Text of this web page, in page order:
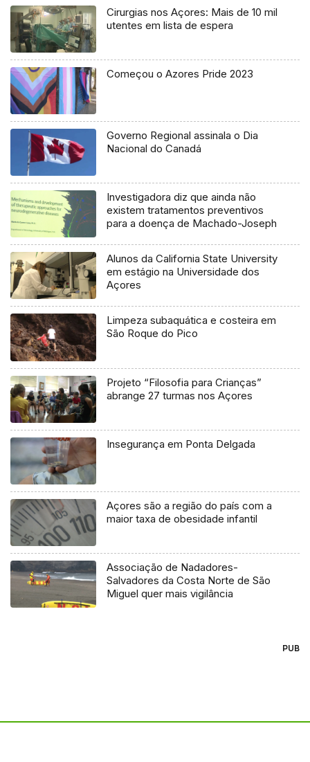
Cirurgias nos Açores: Mais de 10 mil
utentes em lista de espera
Começou o Azores Pride 2023
Governo Regional assinala o Dia
Nacional do Canadá
Investigadora diz que ainda não
existem tratamentos preventivos
para a doença de Machado-Joseph
Alunos da California State University
em estágio na Universidade dos
Açores
Limpeza subaquática e costeira em
São Roque do Pico
Projeto “Filosofia para Crianças”
abrange 27 turmas nos Açores
Insegurança em Ponta Delgada
Açores são a região do país com a
maior taxa de obesidade infantil
Associação de Nadadores-
Salvadores da Costa Norte de São
Miguel quer mais vigilância
PUB